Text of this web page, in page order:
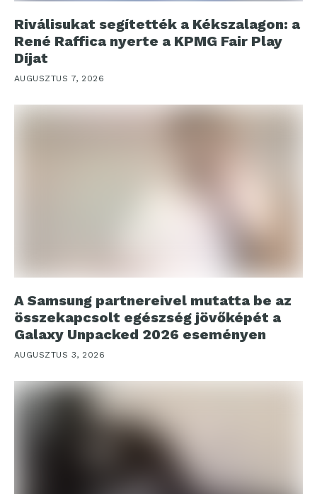
Riválisukat segítették a Kékszalagon: a
René Raffica nyerte a KPMG Fair Play
Díjat
AUGUSZTUS 7, 2026
A Samsung partnereivel mutatta be az
összekapcsolt egészség jövőképét a
Galaxy Unpacked 2026 eseményen
AUGUSZTUS 3, 2026